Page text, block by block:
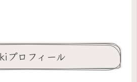
プロフィール